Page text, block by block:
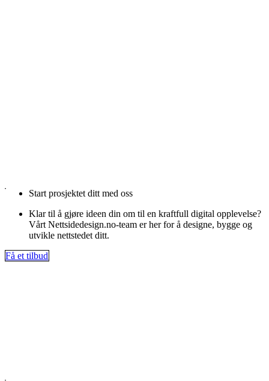
Start prosjektet ditt med oss
Klar til å gjøre ideen din om til en kraftfull digital opplevelse?
Vårt Nettsidedesign.no-team er her for å designe, bygge og
utvikle nettstedet ditt.
Få et tilbud